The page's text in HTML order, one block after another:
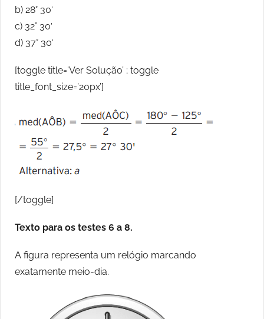
b) 28° 30′
c) 32° 30′
d) 37° 30′
[toggle title=’Ver Solução’ ; toggle
title_font_size=’20px’]
[/toggle]
Texto para os testes 6 a 8.
A figura representa um relógio marcando
exatamente meio-dia.